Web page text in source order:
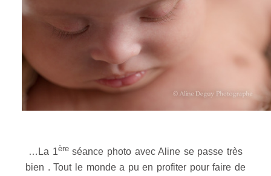
…La 1èreséance photo avec Aline se passe très
bien . Tout le monde a pu en profiter pour faire de